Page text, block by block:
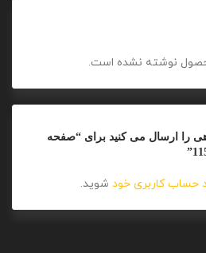
نوشته نشده است.
را ارسال می کنید برای “صفحه
حساب کاربری خود شوید.